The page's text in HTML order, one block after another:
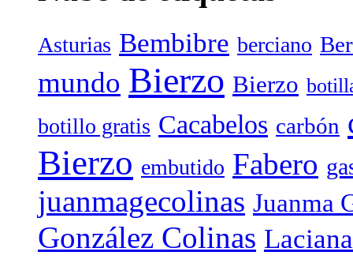
Asturias Bembibre berciano
mundo Bierzo Bierzo
botillo gratis Cacabelos carbón
Bierzo embutido Fabero
juanmagecolinas Juanma
González Colinas Laciana